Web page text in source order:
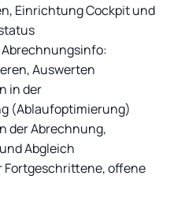
Einrichtung Cockpit und
Auswerten
in der
(Ablaufoptimierung)
der Abrechnung,
Abgleich
Fortgeschrittene, offene